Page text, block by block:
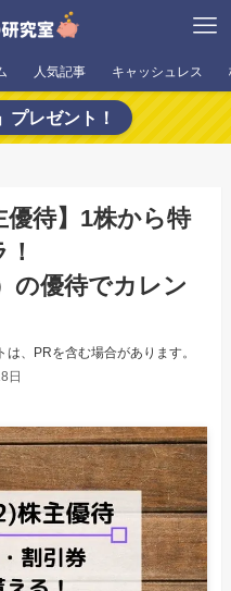
人気記事 キャッシュレス
プレゼント！
優待】1株から特
の優待でカレン
は、PRを含む場合があります。
日